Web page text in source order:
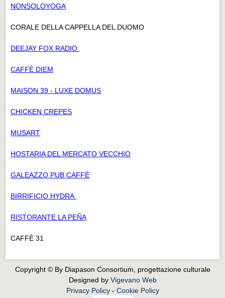
NONSOLOYOGA
CORALE DELLA CAPPELLA DEL DUOMO
DEEJAY FOX RADIO
CAFFÈ DIEM
MAISON 39 - LUXE DOMUS
CHICKEN CREPES
MUSART
HOSTARIA DEL MERCATO VECCHIO
GALEAZZO PUB CAFFÈ
BIRRIFICIO HYDRA
RISTORANTE LA PEÑA
CAFFÈ 31
Copyright © By Diapason Consortium, progettazione culturale
Designed by Vigevano Web
Privacy Policy- Cookie Policy